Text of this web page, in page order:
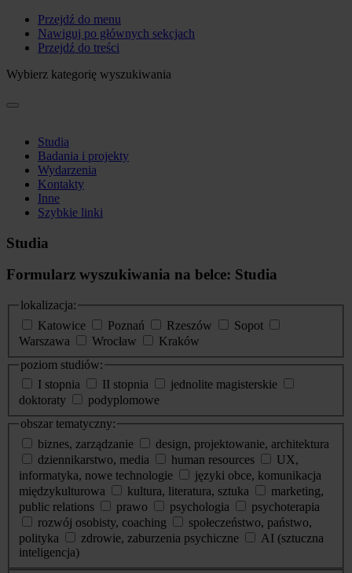
Przejdź do menu
Nawiguj po głównych sekcjach
Przejdź do treści
Wybierz kategorię wyszukiwania
Studia
Badania i projekty
Wydarzenia
Kontakty
Inne
Szybkie linki
Studia
Formularz wyszukiwania na belce: Studia
lokalizacja:
Katowice
Poznań Rzeszów
Sopot
Warszawa
Wrocław
Kraków
poziom studiów:
I stopnia
II stopnia
jednolite magisterskie
doktoraty
podyplomowe
obszar tematyczny:
biznes, zarządzanie
design, projektowanie, architektura
dziennikarstwo, media
human resources
UX,
informatyka, nowe technologie
języki obce, komunikacja
międzykulturowa
kultura, literatura, sztuka
marketing,
public relations
prawo psychologia
psychoterapia
rozwój osobisty, coaching
społeczeństwo, państwo,
polityka
zdrowie, zaburzenia psychiczne
AI (sztuczna
inteligencja)